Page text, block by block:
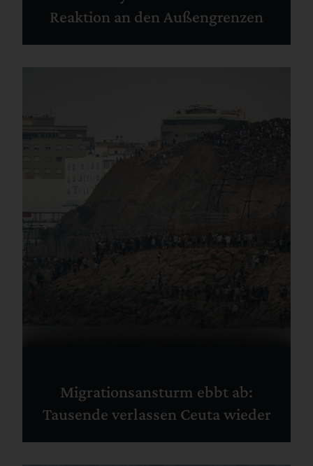
Reaktion an den Außengrenzen
Migrationsansturm ebbt ab:
Tausende verlassen Ceuta wieder